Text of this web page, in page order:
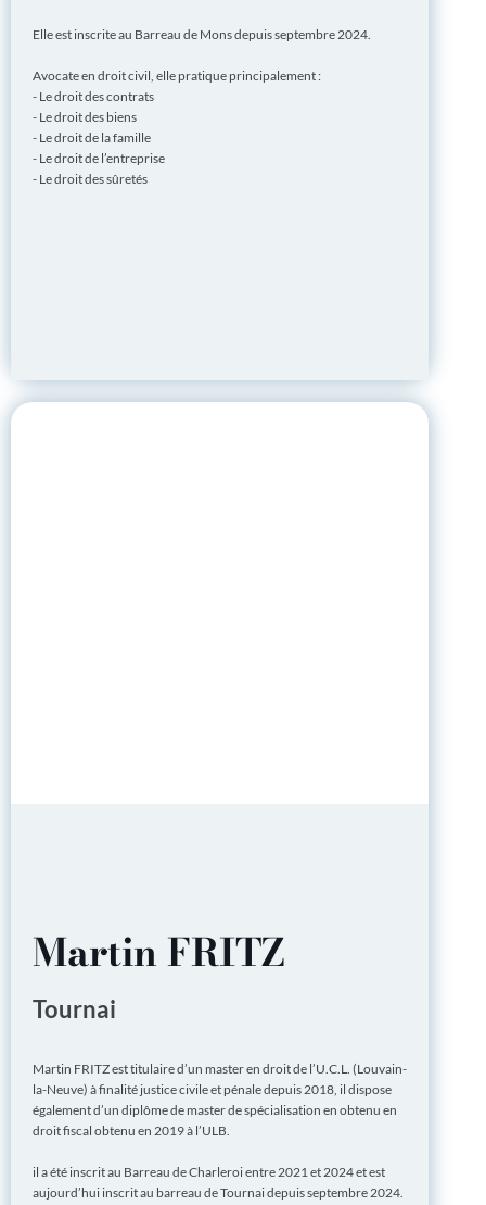
Elle est inscrite au Barreau de Mons depuis septembre 2024.
Avocate en droit civil, elle pratique principalement :
- Le droit des contrats
- Le droit des biens
- Le droit de la famille
- Le droit de l’entreprise
- Le droit des sûretés
Martin FRITZ
Tournai
Martin FRITZ est titulaire d’un master en droit de l’U.C.L. (Louvain-
la-Neuve) à finalité justice civile et pénale depuis 2018, il dispose
également d’un diplôme de master de spécialisation en obtenu en
droit fiscal obtenu en 2019 à l’ULB.
il a été inscrit au Barreau de Charleroi entre 2021 et 2024 et est
aujourd’hui inscrit au barreau de Tournai depuis septembre 2024.